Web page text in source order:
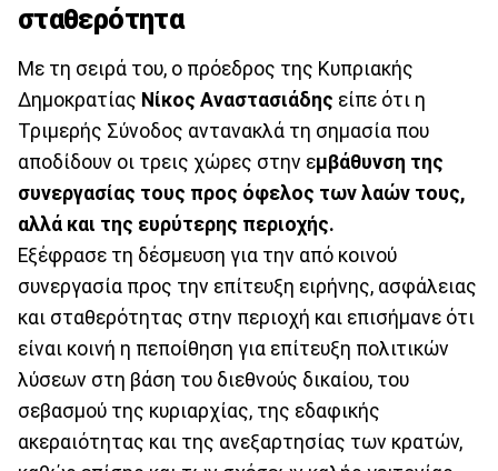
σταθερότητα
Με τη σειρά του, ο πρόεδρος της Κυπριακής
Δημοκρατίας Νίκος Αναστασιάδης είπε ότι η
Τριμερής Σύνοδος αντανακλά τη σημασία που
αποδίδουν οι τρεις χώρες στην εμβάθυνση της
συνεργασίας τους προς όφελος των λαών τους,
αλλά και της ευρύτερης περιοχής.
Εξέφρασε τη δέσμευση για την από κοινού
συνεργασία προς την επίτευξη ειρήνης, ασφάλειας
και σταθερότητας στην περιοχή και επισήμανε ότι
είναι κοινή η πεποίθηση για επίτευξη πολιτικών
λύσεων στη βάση του διεθνούς δικαίου, του
σεβασμού της κυριαρχίας, της εδαφικής
ακεραιότητας και της ανεξαρτησίας των κρατών,